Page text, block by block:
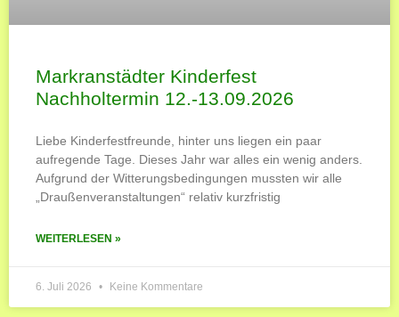
Markranstädter Kinderfest
Nachholtermin 12.-13.09.2026
Liebe Kinderfestfreunde, hinter uns liegen ein paar
aufregende Tage. Dieses Jahr war alles ein wenig anders.
Aufgrund der Witterungsbedingungen mussten wir alle
„Draußenveranstaltungen“ relativ kurzfristig
WEITERLESEN »
6. Juli 2026 Keine Kommentare